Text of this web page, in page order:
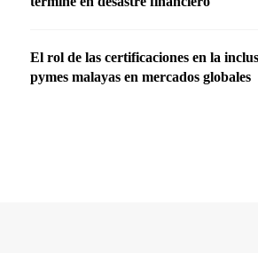
El rol de las certificaciones en la
pymes malayas en mercados globales